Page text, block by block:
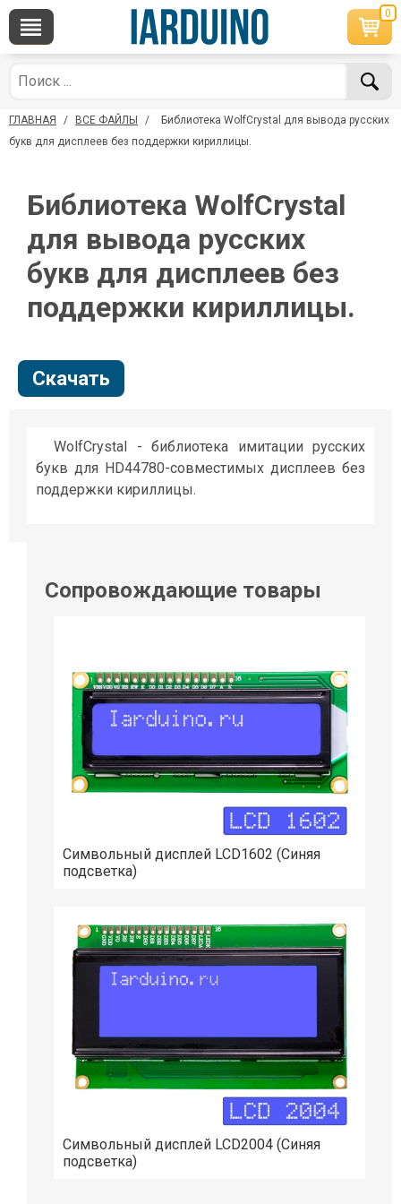
0
ГЛАВНАЯ / ВСЕ ФАЙЛЫ /
Библиотека WolfCrystal для вывода русских
букв для дисплеев без поддержки кириллицы.
Библиотека WolfCrystal
для вывода русских
букв для дисплеев без
поддержки кириллицы.
Скачать
WolfCrystal - библиотека имитации русских
букв для HD44780-совместимых дисплеев без
поддержки кириллицы.
Сопровождающие товары
Символьный дисплей LCD1602 (Синяя
подсветка)
Символьный дисплей LCD2004 (Синяя
подсветка)
×
По вопросам приобретения товара
*Доступно общение только текстовыми
сообщениями, звонки и аудио сообщения не
обслуживаются
Менеджер
shop@iarduino.ru 8 (499) 500-14-56
По техническим вопросам
Консультант